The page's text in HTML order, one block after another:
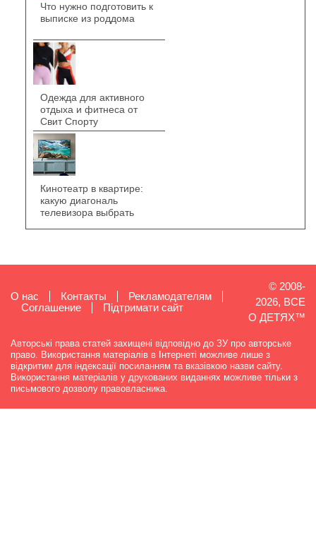
Что нужно подготовить к
выписке из роддома
Одежда для активного
отдыха и фитнеса от
Свит Спорту
Кинотеатр в квартире:
какую диагональ
телевизора выбрать
О нас Контакты
Рекламодателям
Cоглашение
Підтримати сайт
© 2008-
2026, ВСЕ
О ДЕТЯХ™
Авторські права статей захищені відповідно до ЗУ про авторське
право. Використання матеріалів в Інтернеті можливе лише з
відкритим для індексації посиланням та вказівкою назви сайту.
Використання матеріалів у друкованих виданнях можливе тільки з
письмового дозволу правовласника.